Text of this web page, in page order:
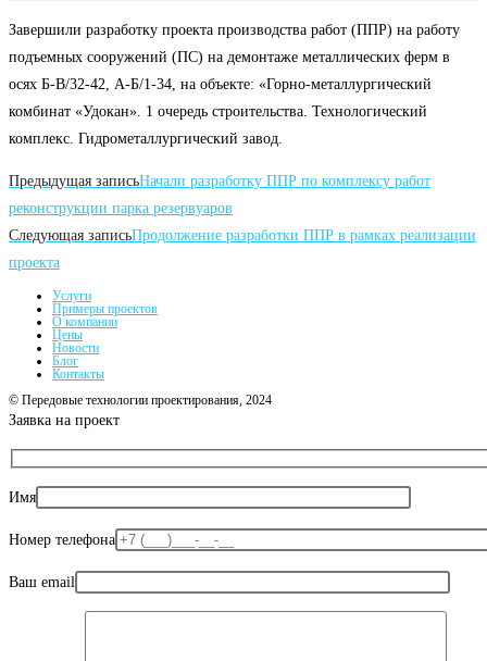
Завершили разработку проекта производства работ (ППР) на работу
подъемных сооружений (ПС) на демонтаже металлических ферм в
осях Б-В/32-42, А-Б/1-34, на объекте: «Горно-металлургический
комбинат «Удокан». 1 очередь строительства. Технологический
комплекс. Гидрометаллургический завод.
Читать
далее
статьи
Предыдущая записьНачали разработку ППР по комплексу работ
реконструкции парка резервуаров
Следующая записьПродолжение разработки ППР в рамках реализации
проекта
Услуги
Примеры проектов
О компании
Цены
Новости
Блог
Контакты
© Передовые технологии проектирования, 2024
Заявка на проект
Имя
Номер телефона
Ваш email